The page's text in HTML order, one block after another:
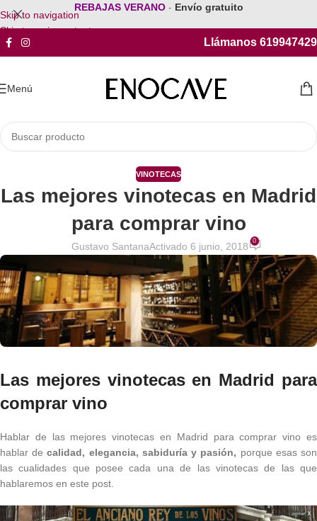
Skip to navigation
Skip to main content
REBAJAS VERANO - Envío gratuito
Llámanos 619947429
Menú
VINOTECAS
Las mejores vinotecas en Madrid
para comprar vino
Gustavo SantanaActivado 6 junio, 2018 0
Las mejores vinotecas en Madrid para
comprar vino
Hablar de las mejores vinotecas en Madrid para comprar vino es
hablar decalidad, elegancia, sabiduría y pasión, porque esas son
las cualidades que posee cada una de las vinotecas de las que
hablaremos en este post.